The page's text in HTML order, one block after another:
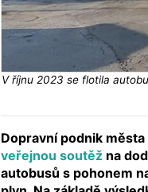
V říjnu 2023 se flotila
Dopravní podnik
veřejnou soutěž na
autobusů s pohonem